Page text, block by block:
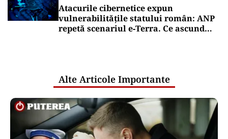
Atacurile cibernetice expun
vulnerabilitățile statului român: ANP
repetă scenariul e‑Terra. Ce ascund
Alte Articole Importante